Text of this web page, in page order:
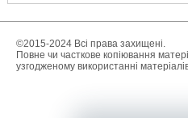
©2015-2024 Всі права захищені.
Повне чи часткове копіювання
узгодженому використанні